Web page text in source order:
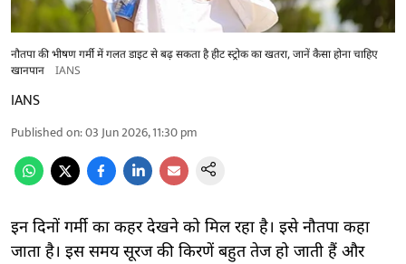
नौतपा की भीषण गर्मी में गलत डाइट से बढ़ सकता है हीट स्ट्रोक का खतरा, जानें कैसा होना चाहिए
खानपान
IANS
IANS
Published on:03 Jun 2026, 11:30 pm
इन दिनों गर्मी का कहर देखने को मिल रहा है। इसे नौतपा कहा
जाता है। इस समय सूरज की किरणें बहुत तेज हो जाती हैं और